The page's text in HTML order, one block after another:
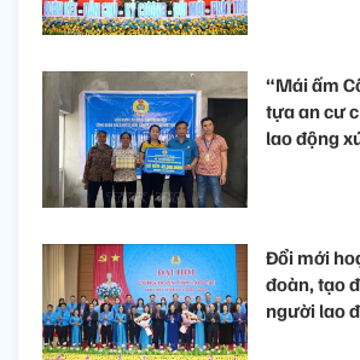
“Mái ấm
tựa an cư
lao động
Đổi mới
đoàn, tạo
người lao